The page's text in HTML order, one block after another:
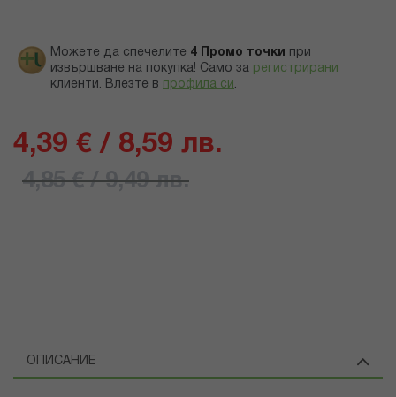
Можете да спечелите 4 Промо точки
при
извършване на покупка! Само за регистрирани
клиенти. Влезте в профила си .
4,39 € / 8,59 лв.
4,85 € / 9,49 лв.
ОПИСАНИЕ